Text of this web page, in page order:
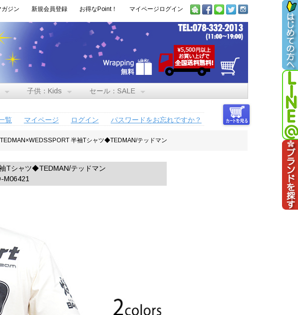
ガジン 新規会員登録 お得なPoint！ マイページログイン
子供：Kids セール：SALE
覧
マイページ ログイン パスワードをお忘れですか？
半袖Tシャツ◆TEDMAN/テッドマン
Tシャツ◆TEDMAN/テッドマン
M06421